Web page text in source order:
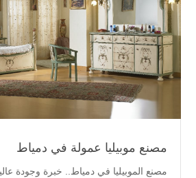
مصنع موبيليا عمولة في دمياط
مصنع الموبيليا في دمياط.. خبرة وجودة